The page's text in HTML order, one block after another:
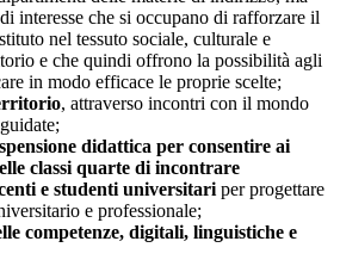
interesse che si occupano di rafforzare il
nel tessuto sociale, culturale e
e che quindi offrono la possibilità agli
in modo efficace le proprie scelte;
, attraverso incontri con il mondo
didattica per consentire ai
classi quarte di incontrare
e studenti universitari per progettare
e professionale;
competenze, digitali, linguistiche e